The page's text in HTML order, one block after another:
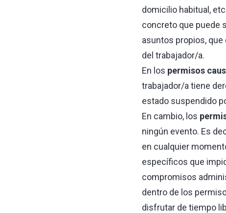
domicilio habitual,
concreto que puede
asuntos propios,
del trabajador/a.
En los permisos
trabajador/a tiene
estado suspendido
En cambio, los
ningún evento. Es
en cualquier
específicos que
compromisos
dentro de los
disfrutar de tiempo